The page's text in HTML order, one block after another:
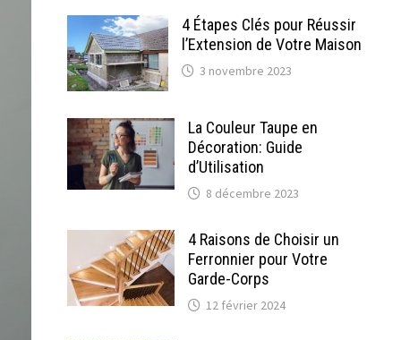
4 Étapes Clés pour Réussir
l’Extension de Votre Maison
3 novembre 2023
La Couleur Taupe en
Décoration: Guide
d’Utilisation
8 décembre 2023
4 Raisons de Choisir un
Ferronnier pour Votre
Garde-Corps
12 février 2024